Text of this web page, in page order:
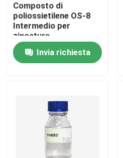
Casa.
Prodotti
Chi Siamo
Composto di
poliossietilene OS-8
Intermedio per
zincatura
Invia richiesta